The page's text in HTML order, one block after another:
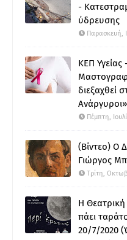
-
ύδρευσης
Παρασκευή,
ΚΕΠ
διεξαχθεί
Πέμπτη,
(Βίντεο) Ο
Γιώργος
Τρίτη,
Η
πάει
20/7/2020